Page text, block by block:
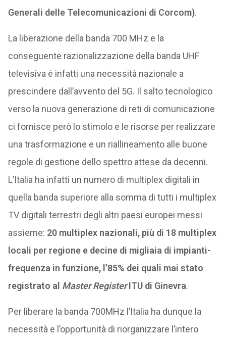
Generali delle Telecomunicazioni di Corcom).
La liberazione della banda 700 MHz e la
conseguente razionalizzazione della banda UHF
televisiva è infatti una necessità nazionale a
prescindere dall’avvento del 5G. Il salto tecnologico
verso la nuova generazione di reti di comunicazione
ci fornisce però lo stimolo e le risorse per realizzare
una trasformazione e un riallineamento alle buone
regole di gestione dello spettro attese da decenni.
L’Italia ha infatti un numero di multiplex digitali in
quella banda superiore alla somma di tutti i multiplex
TV digitali terrestri degli altri paesi europei messi
assieme: 20 multiplex nazionali, più di 18 multiplex
locali per regione e decine di migliaia di impianti-
frequenza in funzione, l’85% dei quali mai stato
registrato al Master RegisterITU di Ginevra.
Per liberare la banda 700MHz l’Italia ha dunque la
necessità e l’opportunità di riorganizzare l’intero